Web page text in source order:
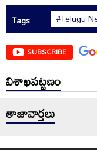
Tags #Telugu
SUBSCRIBE
విశాఖపట్టణం
తాజావార్తలు